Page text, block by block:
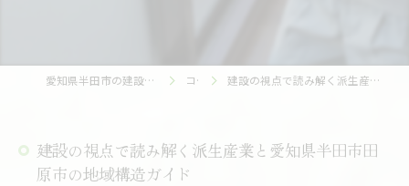
愛知県半田市の建設の求人なら榊原工事株式会社 コラム 建設の視点で読み解く派生産業と愛知県半田市田原市の地域構造ガイド
建設の視点で読み解く派生産業と愛知県半田市田
原市の地域構造ガイド